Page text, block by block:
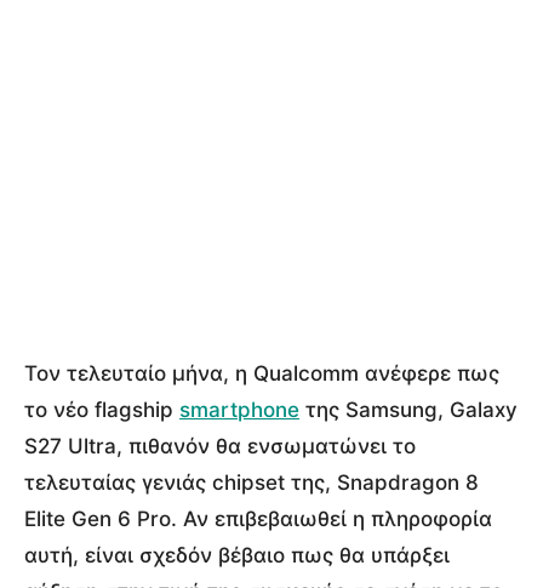
Τον τελευταίο μήνα, η Qualcomm ανέφερε πως
το νέο flagship smartphone της Samsung, Galaxy
S27 Ultra, πιθανόν θα ενσωματώνει το
τελευταίας γενιάς chipset της, Snapdragon 8
Elite Gen 6 Pro. Αν επιβεβαιωθεί η πληροφορία
αυτή, είναι σχεδόν βέβαιο πως θα υπάρξει